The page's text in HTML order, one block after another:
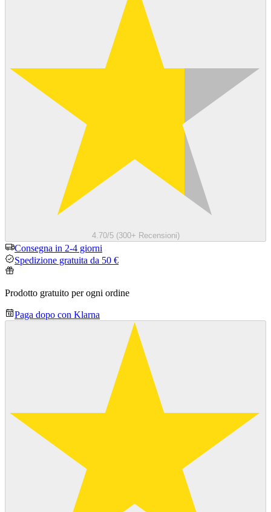
4.70/5 (300+ Recensioni)
Consegna in 2-4 giorni
Spedizione gratuita da 50 €
Prodotto gratuito per ogni ordine
Paga dopo con Klarna